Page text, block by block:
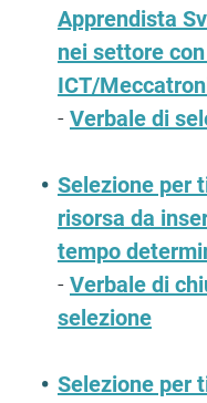
Apprendista
nei settore
ICT/
- Verbale di
Selezione per
risorsa da
tempo
- Verbale di
selezione
Selezione per